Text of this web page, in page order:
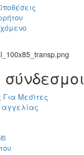
σύνδεσμοι
Μεσίτες